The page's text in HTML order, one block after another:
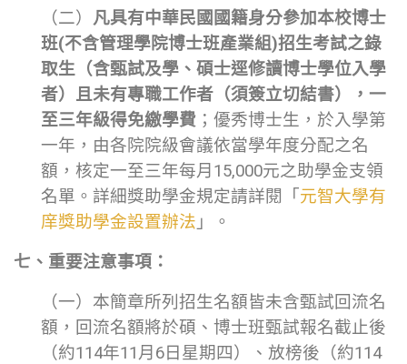
（二） 凡具有中華民國國籍身分參加本校博士
班(不含管理學院博士班產業組)招生考試之錄
取生（含甄試及學、碩士逕修讀博士學位入學
者）且未有專職工作者（須簽立切結書），一
至三年級得免繳學費 ；優秀博士生，於入學第
一年，由各院院級會議依當學年度分配之名
額，核定一至三年每月15,000元之助學金支領
名單。詳細獎助學金規定請詳閱「 元智大學有
庠獎助學金設置辦法 」。
七、重要注意事項：
（一）本簡章所列招生名額皆未含甄試回流名
額，回流名額將於碩、博士班甄試報名截止後
（約114年11月6日星期四）、放榜後（約114